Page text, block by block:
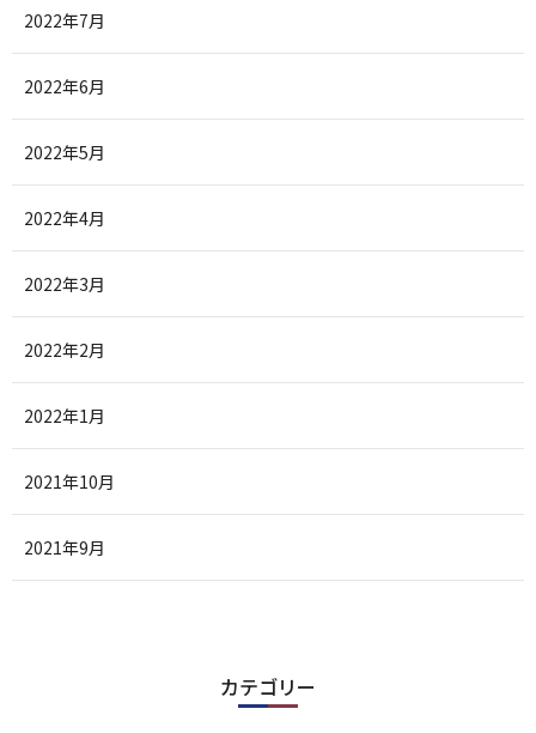
2022年7月
2022年6月
2022年5月
2022年4月
2022年3月
2022年2月
2022年1月
2021年10月
2021年9月
カテゴリー